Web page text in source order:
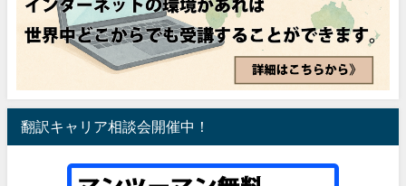
翻訳キャリア相談会開催中！